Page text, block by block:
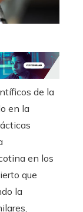
de la
en la
en los
que
la